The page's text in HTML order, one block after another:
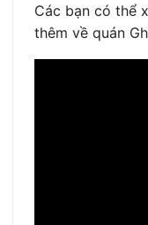
Các bạn có thể
thêm về quán